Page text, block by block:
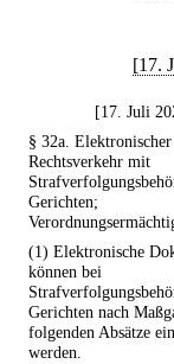
[17.
[17. Juli
§ 32a. Elektronischer
Rechtsverkehr mit
Gerichten;
(1) Elektronische
können bei
Gerichten nach
folgenden Absätze
werden.